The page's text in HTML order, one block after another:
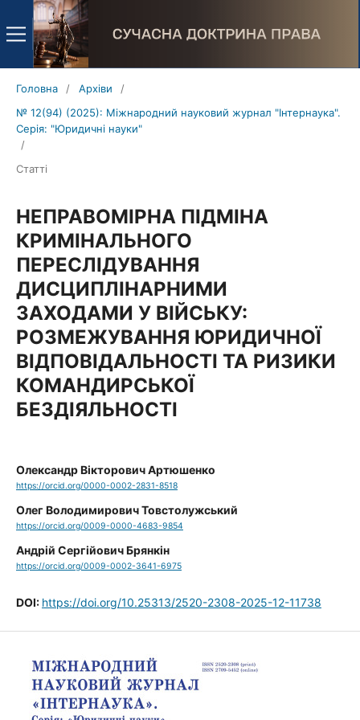
Головна / Архіви
/
№ 12(94) (2025): Міжнародний науковий журнал "Інтернаука".
Серія: "Юридичні науки"
/
Статті
НЕПРАВОМІРНА ПІДМІНА
КРИМІНАЛЬНОГО
ПЕРЕСЛІДУВАННЯ
ДИСЦИПЛІНАРНИМИ
ЗАХОДАМИ У ВІЙСЬКУ:
РОЗМЕЖУВАННЯ ЮРИДИЧНОЇ
ВІДПОВІДАЛЬНОСТІ ТА РИЗИКИ
КОМАНДИРСЬКОЇ
БЕЗДІЯЛЬНОСТІ
Олександр Вікторович Артюшенко
https://orcid.org/0000-0002-2831-8518
Олег Володимирович Товстолужський
https://orcid.org/0009-0000-4683-9854
Андрій Сергійович Брянкін
https://orcid.org/0009-0002-3641-6975
DOI: https://doi.org/10.25313/2520-2308-2025-12-11738